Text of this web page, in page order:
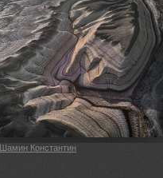
Шамин Константин